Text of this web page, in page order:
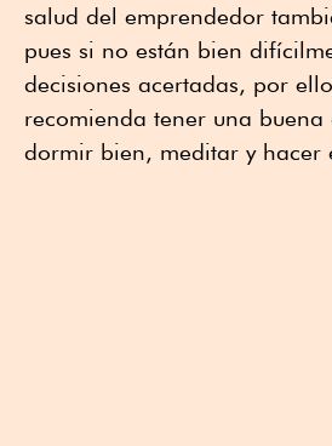
salud del emprendedor
pues si no están bien
decisiones acertadas, por
recomienda tener una
dormir bien, meditar y hacer